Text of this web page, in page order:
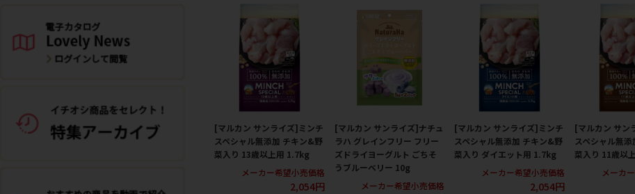
[マルカン サンライズ]ミンチ
スペシャル無添加 チキン&野
菜入り 13歳以上用 1.7kg
メーカー希望小売価格
2,054円
[マルカン サンライズ]ナチュ
ラハ グレインフリー フリー
ズドライヨーグルト ごちそ
うブルーベリー 10g
メーカー希望小売価格
[マルカン サンライズ]ミンチ
スペシャル無添加 チキン&野
菜入り ダイエット用 1.7kg
メーカー希望小売価格
2,054円
[マルカン サン
スペシャル無
菜入り 11歳以
メーカ